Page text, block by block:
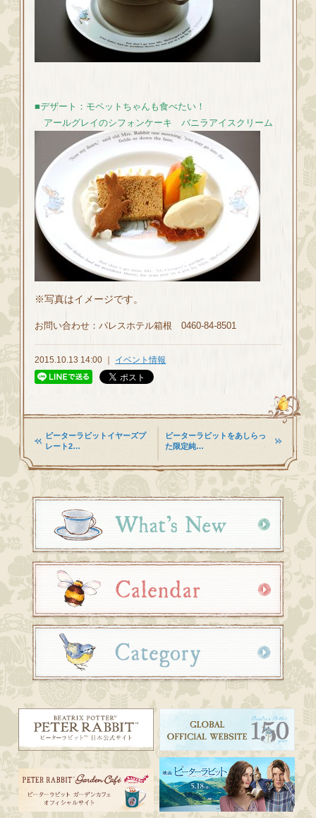
■デザート：モペットちゃんも食べたい！
アールグレイのシフォンケーキ バニラアイスクリーム
※写真はイメージです。
お問い合わせ：パレスホテル箱根 0460-84-8501
2015.10.13 14:00 ｜ イベント情報
ピーターラビットイヤーズプ
レート2…
ピーターラビットをあしらっ
た限定純…